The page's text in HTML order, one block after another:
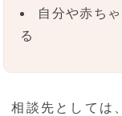
自分や赤ち
る
相談先としては